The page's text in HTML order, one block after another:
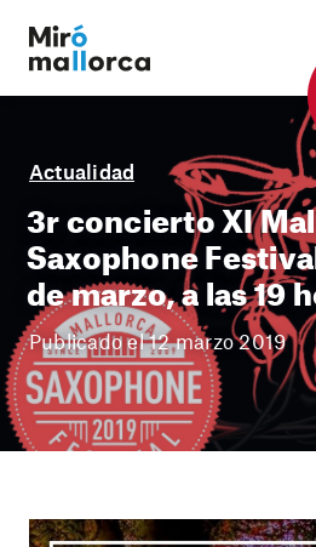
Actualidad
3r concierto XI
Saxophone
de marzo, a las 19
Publicado el 12 marzo 2019